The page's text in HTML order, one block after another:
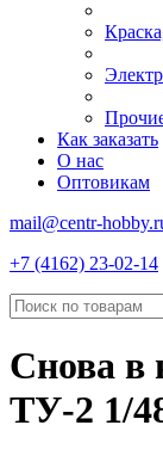
Как заказать
О нас
Оптовикам
mail@centr-
+7 (4162) 23-02-14
Снова в
ТУ-2 1/